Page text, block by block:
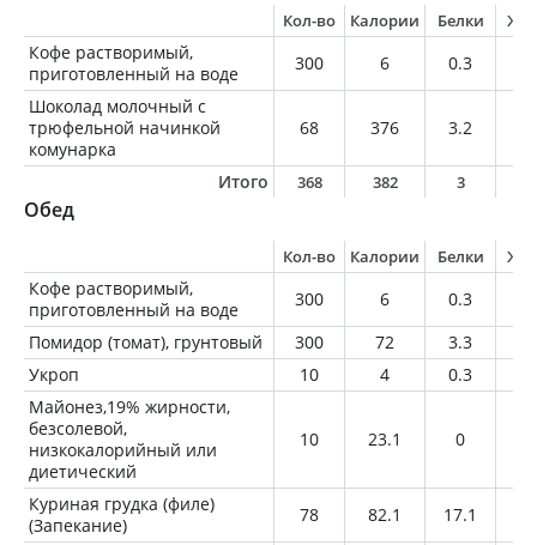
Кол-во Калории Белки
Кофе растворимый,
приготовленный на воде
300 6 0.3
Шоколад молочный с
трюфельной начинкой
комунарка
68 376 3.2
Итого 368 382 3
Обед
Кол-во Калории Белки
Кофе растворимый,
приготовленный на воде
300 6 0.3
Помидор (томат), грунтовый
300 72 3.3
Укроп
10 4 0.3
Майонез,19% жирности,
безсолевой,
низкокалорийный или
диетический
10 23.1 0
Куриная грудка (филе)
(Запекание)
78 82.1 17.1